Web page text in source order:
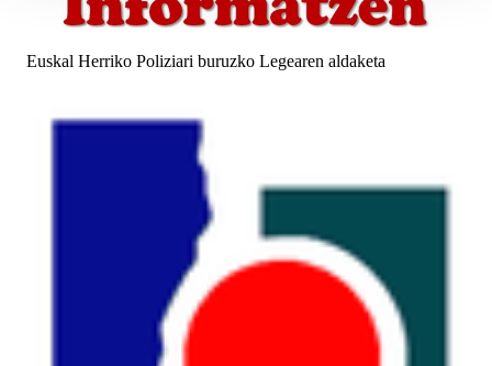
Euskal Herriko Poliziari buruzko Legearen aldaketa